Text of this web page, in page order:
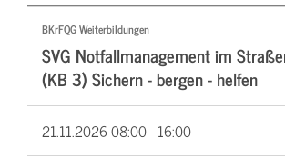
BKrFQG Weiterbildungen
SVG Notfallmanagement im
(KB 3) Sichern - bergen - helfen
21.11.202608:00 - 16:00